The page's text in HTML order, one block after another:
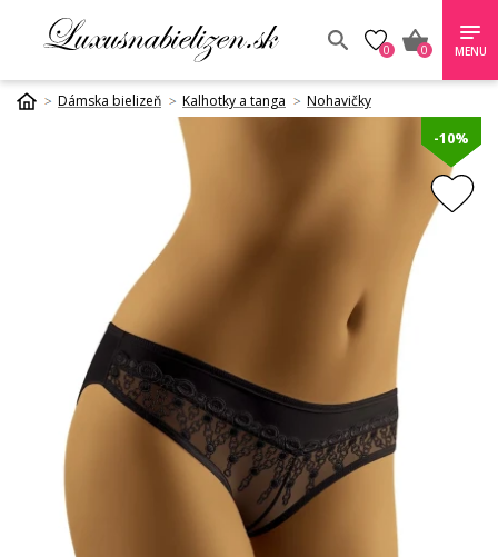
0 0 MENU
Dámska bielizeň Kalhotky a tanga Nohavičky
-10%